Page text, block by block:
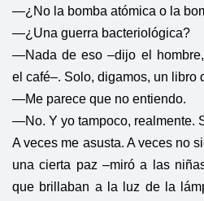
—¿No la bomba atómica o la
—¿Una guerra bacteriológica?
—Nada de eso –dijo el
el café–. Solo, digamos, un libro
—Me parece que no entiendo.
—No. Y yo tampoco, realmente.
A veces me asusta. A veces no
una cierta paz –miró a las
que brillaban a la luz de la